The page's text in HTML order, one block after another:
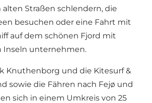
Straßen schlendern, die
besuchen oder eine Fahrt mit
auf dem schönen Fjord mit
Inseln unternehmen.
Knuthenborg und die Kitesurf &
sowie die Fähren nach Fejø und
sich in einem Umkreis von 25